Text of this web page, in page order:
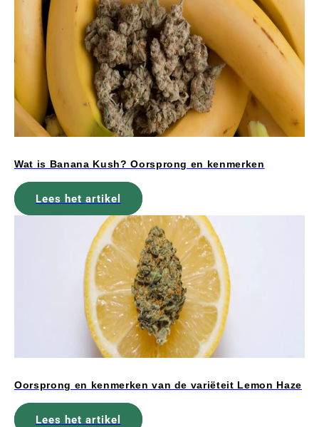
Wat is Banana Kush? Oorsprong en kenmerken
Lees het artikel
Oorsprong en kenmerken van de variëteit Lemon Haze
Lees het artikel